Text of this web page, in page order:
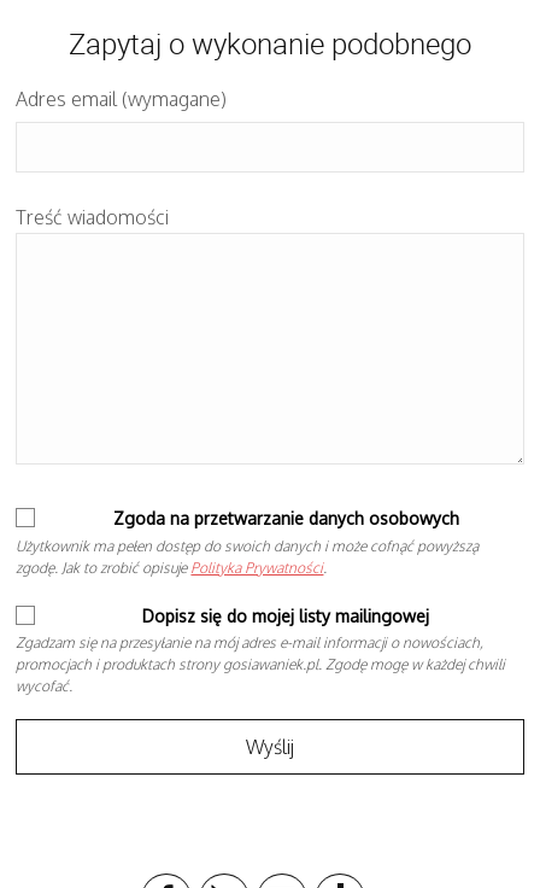
Zapytaj o wykonanie podobnego
Adres email (wymagane)
Treść wiadomości
Zgoda na przetwarzanie danych osobowych
Użytkownik ma pełen dostęp do swoich danych i może cofnąć powyższą
zgodę. Jak to zrobić opisuje Polityka Prywatności.
Dopisz się do mojej listy mailingowej
Zgadzam się na przesyłanie na mój adres e-mail informacji o nowościach,
promocjach i produktach strony gosiawaniek.pl. Zgodę mogę w każdej chwili
wycofać.